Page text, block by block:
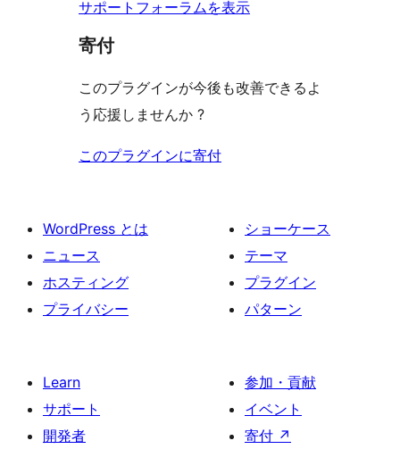
サポートフォーラムを表示
寄付
このプラグインが今後も改善できるよ
う応援しませんか ?
このプラグインに寄付
WordPress とは
ニュース
ホスティング
プライバシー
ショーケース
テーマ
プラグイン
パターン
Learn
サポート
開発者
参加・貢献
イベント
寄付 ↗